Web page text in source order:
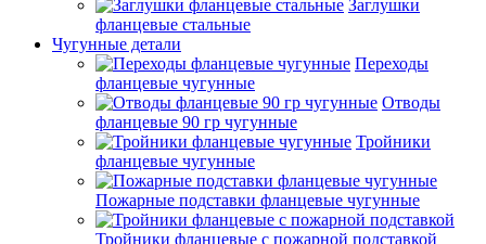
Заглушки
фланцевые стальные
Чугунные детали
Переходы
фланцевые чугунные
Отводы
фланцевые 90 гр чугунные
Тройники
фланцевые чугунные
Пожарные подставки фланцевые чугунные
Тройники фланцевые с пожарной подставкой